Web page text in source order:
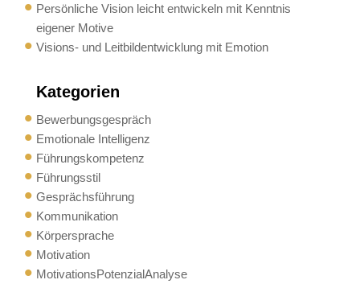
Persönliche Vision leicht entwickeln mit Kenntnis
eigener Motive
Visions- und Leitbildentwicklung mit Emotion
Kategorien
Bewerbungsgespräch
Emotionale Intelligenz
Führungskompetenz
Führungsstil
Gesprächsführung
Kommunikation
Körpersprache
Motivation
MotivationsPotenzialAnalyse